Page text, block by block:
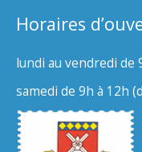
Horaires
lundi au vendredi de
samedi de 9h à 12h